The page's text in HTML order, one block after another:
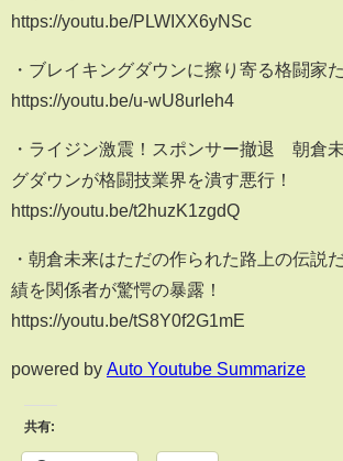
https://youtu.be/PLWIXX6yNSc
・ブレイキングダウンに擦り寄る格闘家
https://youtu.be/u-wU8urIeh4
・ライジン激震！スポンサー撤退 朝倉
グダウンが格闘技業界を潰す悪行！
https://youtu.be/t2huzK1zgdQ
・朝倉未来はただの作られた路上の伝説
績を関係者が驚愕の暴露！
https://youtu.be/tS8Y0f2G1mE
powered by Auto Youtube Summarize
共有: